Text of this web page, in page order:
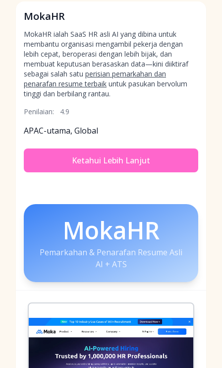
MokaHR
MokaHR ialah SaaS HR asli AI yang dibina untuk
membantu organisasi mengambil pekerja dengan
lebih cepat, beroperasi dengan lebih bijak, dan
membuat keputusan berasaskan data—kini diiktiraf
sebagai salah satu perisian pemarkahan dan
penarafan resume terbaik untuk pasukan bervolum
tinggi dan berbilang rantau.
Penilaian:
4.9
APAC-utama, Global
Ketahui Lebih Lanjut
MokaHR
Pemarkahan & Penarafan Resume Asli
AI + ATS